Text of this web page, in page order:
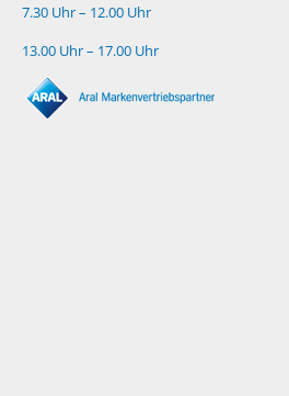
7.30 Uhr – 12.00 Uhr
13.00 Uhr – 17.00 Uhr